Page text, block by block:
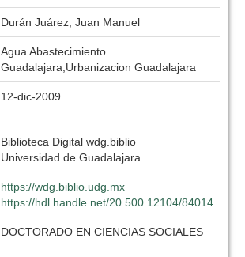
Durán Juárez, Juan Manuel
Agua Abastecimiento
Guadalajara;Urbanizacion Guadalajara
12-dic-2009
Biblioteca Digital wdg.biblio
Universidad de Guadalajara
https://wdg.biblio.udg.mx
https://hdl.handle.net/20.500.12104/84014
DOCTORADO EN CIENCIAS SOCIALES